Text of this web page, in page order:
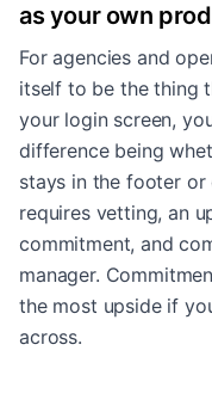
as your own
For agencies and
itself to be the thing
your login screen,
difference being
stays in the footer or
requires vetting, an
commitment, and
manager.
the most upside if
across.